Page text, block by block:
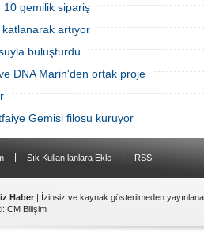
10 gemilik sipariş
artıyor
buluşturdu
DNA Marin'den ortak proje
Gemisi filosu kuruyor
Sık Kullanılanlara Ekle RSS
Haber | İzinsiz ve kaynak gösterilmeden
: CM Bilişim